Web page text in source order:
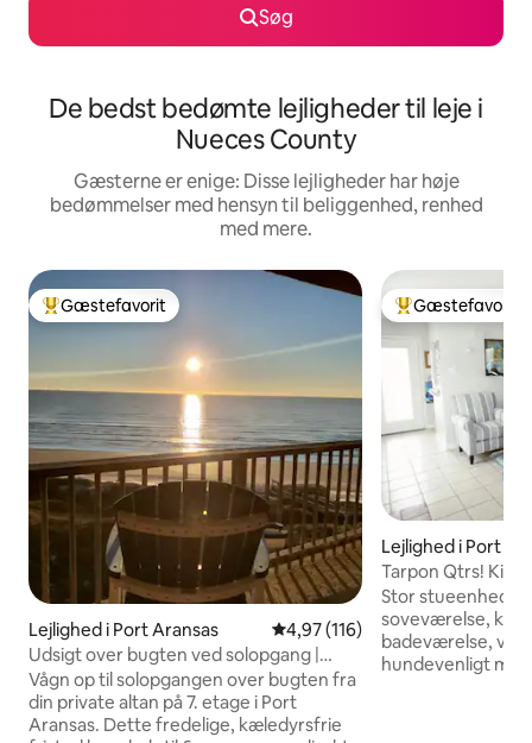
Søg
De bedst bedømte lejligheder til leje i
Nueces County
Gæsterne er enige: Disse lejligheder har høje
bedømmelser med hensyn til beliggenhed, renhed
med mere.
Bedste gæstefavorit
Gæstefavorit
Lejlighed i Port Aransas 4,97 ud af 5 i gennemsnitlig
4,97 (116)
Udsigt over bugten ved solopgang |
Altan ved stranden + strandpromenade
Vågn op til solopgangen over bugten fra
din private altan på 7. etage i Port
Aransas. Dette fredelige, kæledyrsfrie
Bedste
Gæstefavorit
Lejlighed i Port
Tarpon Qtrs! King
stranden
Stor stueenhed i
soveværelse,
badeværelse,
hundevenligt